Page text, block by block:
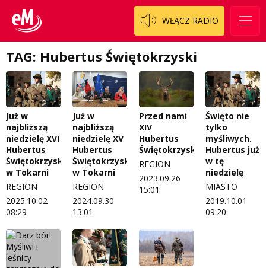
WŁĄCZ RADIO
Staszowski
Włoszczowski
Cały ten sport
Dzieciaki Cudaki
Fascynująca nauka
Historia na fali
Modna kultura
OdNowa
Pacjent, którego nie zapomnę
Pasjonaci
Piąta strona świata
Prawdę mówiąc
Słowo Dnia
Koncert życzeń
Kontakt
O nas
Regulamin programu Patron
Zespół
Logo do pobrania
Regulamin konkursów
Regulamin przesyłania materiałów
Regulamin sklepu internetowego
Regulamin darowizn
TAG: Hubertus Świętokrzyski
Już w
najbliższą
niedzielę XVI
Hubertus
Świętokrzyski
w Tokarni
REGION
2025.10.02
08:29
Już w
najbliższą
niedzielę XV
Hubertus
Świętokrzyski
w Tokarni
REGION
2024.09.30
13:01
Przed nami
XIV
Hubertus
Świętokrzyski
REGION
2023.09.26
15:01
Święto nie
tylko
myśliwych.
Hubertus już
w tę
niedzielę
MIASTO
2019.10.01
09:20